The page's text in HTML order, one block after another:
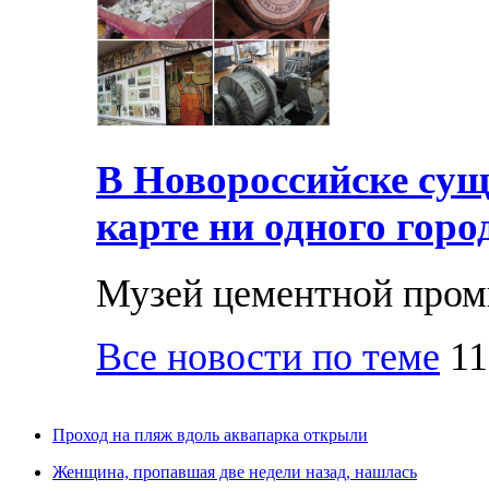
В Новороссийске
карте ни одного
Музей цементной
Все новости по теме
Проход на пляж вдоль аквапарка открыли
Женщина, пропавшая две недели назад, нашлась